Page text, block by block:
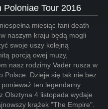
Poloniae Tour 2016
miesiąc fani death
naszym kraju będą mogli
swoje uszy kolejną
porcją owej muzy,
nasz rodzimy Vader rusza w
Polsce. Dzieje się tak nie bez
ponieważ ten legendarny
Olsztyna 4 listopada wydaje
krążek "The Empire".